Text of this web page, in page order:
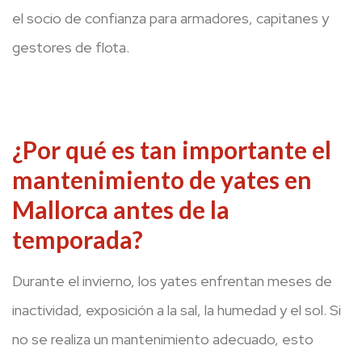
el socio de confianza para armadores, capitanes y
gestores de flota.
¿Por qué es tan importante el
mantenimiento de yates en
Mallorca antes de la
temporada?
Durante el invierno, los yates enfrentan meses de
inactividad, exposición a la sal, la humedad y el sol. Si
no se realiza un mantenimiento adecuado, esto